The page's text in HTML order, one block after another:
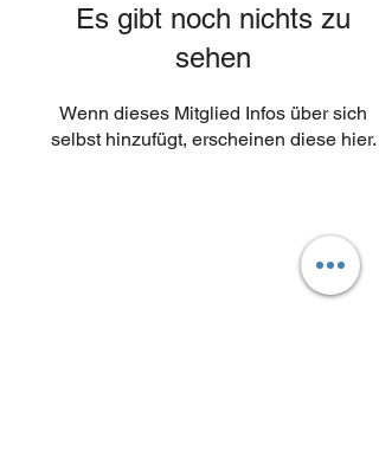
Es gibt noch nichts zu
sehen
Wenn dieses Mitglied Infos über sich
selbst hinzufügt, erscheinen diese hier.